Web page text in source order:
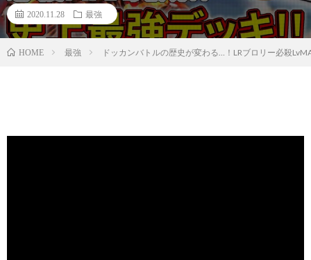
2020.11.28 最強
HOME 最強 ドッカンバトルの歴史が変わる…！LRブロリー必殺